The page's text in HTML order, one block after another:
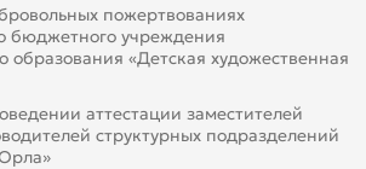
пожертвованиях
бюджетного учреждения
образования «Детская художественная
аттестации заместителей
структурных подразделений